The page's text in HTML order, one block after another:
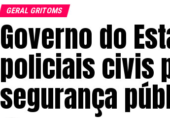
GERAL GRITOMS
Governo do
policiais civis
segurança